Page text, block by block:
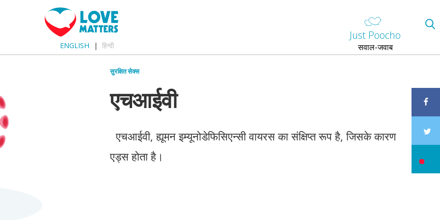
ENGLISH हिन्दी
Just Poocho
सवाल-जवाब
सुरक्षित सेक्स
एचआईवी
एचआईवी, ह्यूमन इम्यूनोडेफिसिएन्सी वायरस का संक्षिप्त रूप है, जिसके कारण
एड्स होता है।